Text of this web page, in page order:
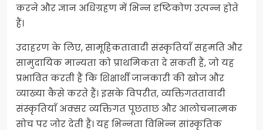
करने और ज्ञान अधिग्रहण में भिन्न दृष्टिकोण उत्पन्न होते
हैं।
उदाहरण के लिए, सामूहिकतावादी संस्कृतियाँ सहमति और
सामुदायिक मान्यता को प्राथमिकता दे सकती हैं, जो यह
प्रभावित करती हैं कि शिक्षार्थी जानकारी की खोज और
व्याख्या कैसे करते हैं। इसके विपरीत, व्यक्तिगततावादी
संस्कृतियाँ अक्सर व्यक्तिगत पूछताछ और आलोचनात्मक
सोच पर जोर देती हैं। यह भिन्नता विभिन्न सांस्कृतिक